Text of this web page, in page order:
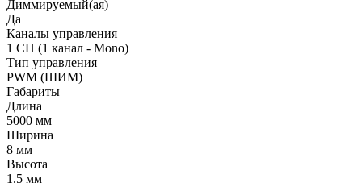
Диммируемый(ая)
Да
Каналы управления
1 CH (1 канал - Mono)
Тип управления
PWM (ШИМ)
Габариты
Длина
5000 мм
Ширина
8 мм
Высота
1.5 мм